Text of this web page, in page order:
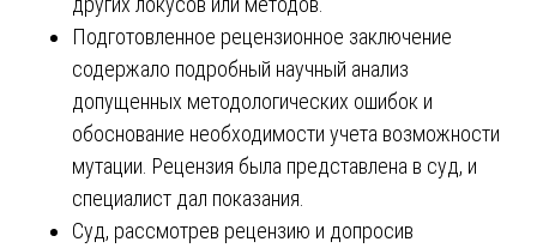
Подготовленное рецензионное заключение
содержало подробный научный анализ
допущенных методологических ошибок и
обоснование необходимости учета возможности
мутации. Рецензия была представлена в суд, и
специалист дал показания.
Суд, рассмотрев рецензию и допросив